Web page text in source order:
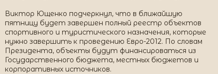
Виктор Ющенко подчеркнул, что в ближайшую
пятницу будет завершен полный реестр объектов
спортивного и туристического назначения, которые
нужно завершить к проведению Евро-2012. По словам
Президента, объекты будут финансироваться из
Государственного бюджета, местных бюджетов и
корпоративных источников.